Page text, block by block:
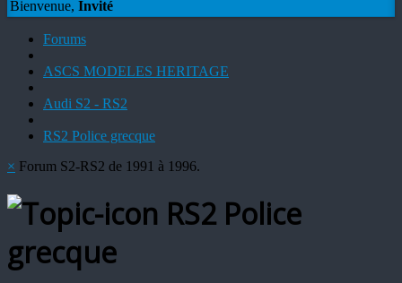
Bienvenue, Invité
Forums
ASCS MODELES HERITAGE
Audi S2 - RS2
RS2 Police grecque
× Forum S2-RS2 de 1991 à 1996.
RS2 Police
grecque